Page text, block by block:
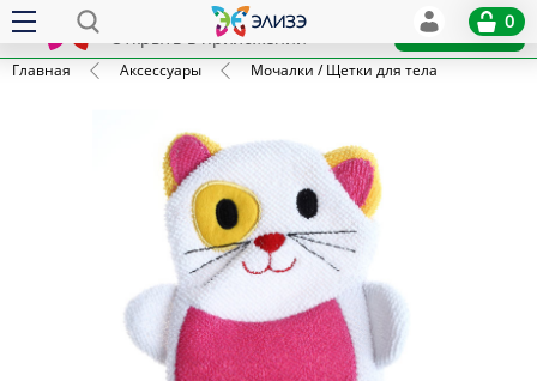
x
Открыть в приложении
Установить
0
Главная Аксессуары Мочалки / Щетки для тела